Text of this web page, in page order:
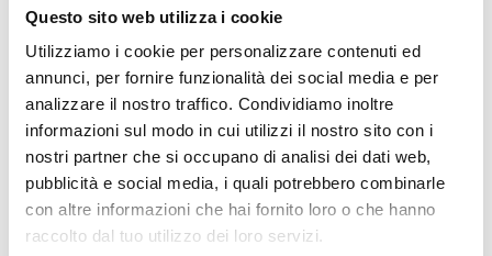
Questo sito web utilizza i cookie
Utilizziamo i cookie per personalizzare contenuti ed
annunci, per fornire funzionalità dei social media e per
analizzare il nostro traffico. Condividiamo inoltre
informazioni sul modo in cui utilizzi il nostro sito con i
nostri partner che si occupano di analisi dei dati web,
pubblicità e social media, i quali potrebbero combinarle
con altre informazioni che hai fornito loro o che hanno
raccolto dal tuo utilizzo dei loro servizi.
Description
Documentation